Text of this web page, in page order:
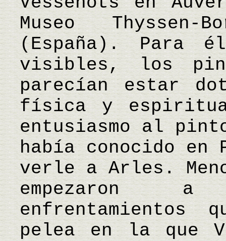
Museo Thyssen-
(España). Para
visibles, los
parecían estar
física y
entusiasmo al
había conocido
verle a Arles.
empezaron
enfrentamientos
pelea en la que